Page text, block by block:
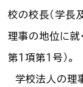
校の校長（学長
理事の地位に就
第１項第１号）。
学校法人の理